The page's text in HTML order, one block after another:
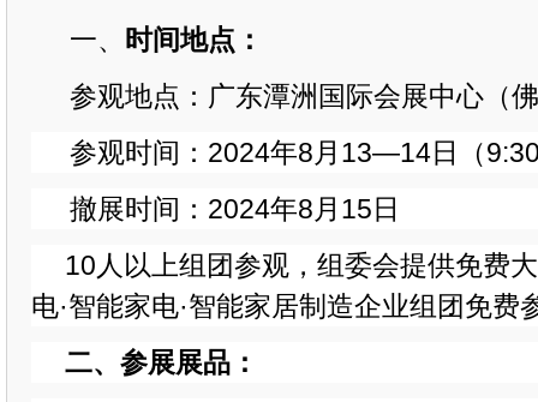
一、 时间地点：
参观地点：广东潭洲国际会展中心（
参观时间： 2024年8月 13—14日（
撤展时间： 2024年8月15日
10人以上组团参观，组委会提供免费
电·智能家电·智能家居制造企业组团免费
二、 参展展品：